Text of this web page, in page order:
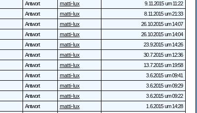
Antwort matti-lux
9.11.2015 um 11:22
Antwort matti-lux
8.11.2015 um 21:33
Antwort matti-lux
26.10.2015 um 14:07
Antwort matti-lux
26.10.2015 um 14:04
Antwort matti-lux
23.9.2015 um 14:26
Antwort matti-lux
30.7.2015 um 12:36
Antwort matti-lux
13.7.2015 um 19:58
Antwort matti-lux
3.6.2015 um 09:41
Antwort matti-lux
3.6.2015 um 09:29
Antwort matti-lux
3.6.2015 um 09:22
Antwort matti-lux
1.6.2015 um 14:28